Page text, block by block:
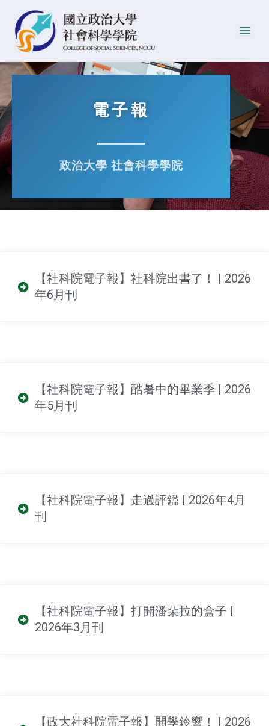
電子報
政治大學 社會科學學院
【社科院電子報】社科院出書了！ | 2026
年6月刊
【社科院電子報】酷暑中的畢業季 | 2026
年5月刊
【社科院電子報】走過評鑑 | 2026年4月
刊
【社科院電子報】打開潘朵拉的盒子 |
2026年3月刊
【政大社科院電子報】開學鈴響！ | 2026